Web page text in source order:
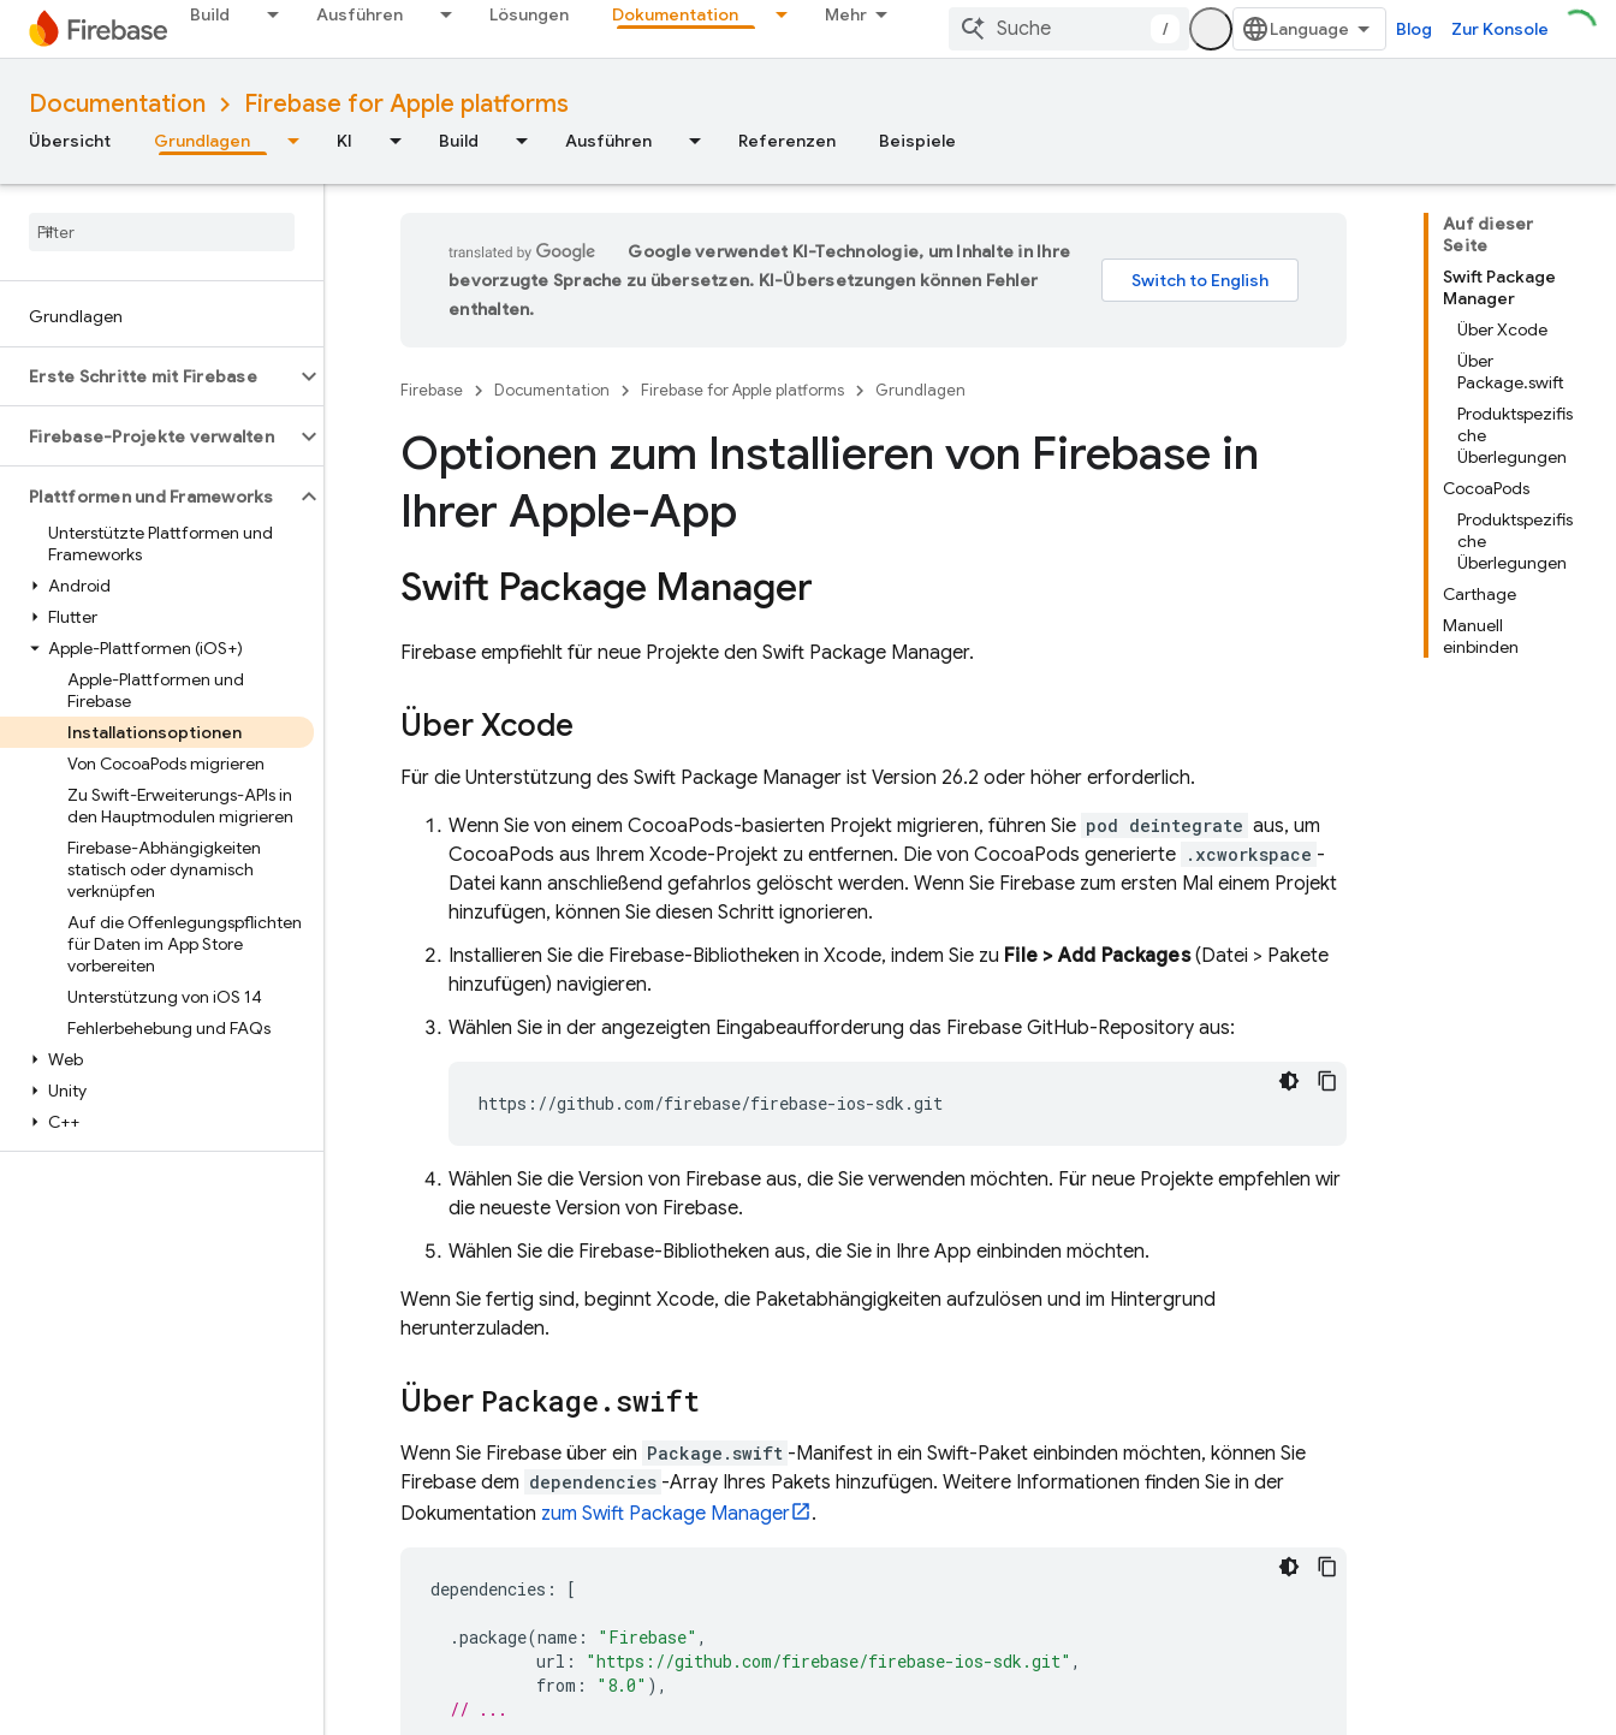
Build Ausführen Lösungen Dokumentation Mehr
/ Blog Zur Konsole
Documentation Firebase for Apple platforms
Übersicht Grundlagen KI Build Ausführen Referenzen Beispiele
Grundlagen
Erste Schritte mit Firebase
Firebase-Projekte verwalten
Plattformen und Frameworks
Unterstützte Plattformen und
Frameworks
Android
Flutter
Apple-Plattformen (iOS+)
Apple-Plattformen und
Firebase
Installationsoptionen
Von CocoaPods migrieren
Zu Swift-Erweiterungs-APIs in
den Hauptmodulen migrieren
Firebase-Abhängigkeiten
statisch oder dynamisch
verknüpfen
Auf die Offenlegungspflichten
für Daten im App Store
vorbereiten
Unterstützung von iOS 14
Fehlerbehebung und FAQs
Web
Unity
C++
Auf dieser
Seite
Swift Package
Manager
Über Xcode
Über
Package.swift
Produktspezifis
che
Überlegungen
CocoaPods
Produktspezifis
che
Überlegungen
Carthage
Manuell
einbinden
Google verwendet KI-Technologie, um Inhalte in Ihre
bevorzugte Sprache zu übersetzen. KI-Übersetzungen können Fehler
enthalten.
Firebase Documentation Firebase for Apple platforms Grundlagen
Optionen zum Installieren von Firebase in
Ihrer Apple-App
Swift Package Manager
Firebase empfiehlt für neue Projekte den Swift Package Manager.
Über Xcode
Für die Unterstützung des Swift Package Manager ist Version 26.2 oder höher erforderlich.
Wenn Sie von einem CocoaPods-basierten Projekt migrieren, führen Sie pod deintegrate aus, um
CocoaPods aus Ihrem Xcode-Projekt zu entfernen. Die von CocoaPods generierte .xcworkspace -
Datei kann anschließend gefahrlos gelöscht werden. Wenn Sie Firebase zum ersten Mal einem Projekt
hinzufügen, können Sie diesen Schritt ignorieren.
Installieren Sie die Firebase-Bibliotheken in Xcode, indem Sie zu File > Add Packages(Datei > Pakete
hinzufügen) navigieren.
Wählen Sie in der angezeigten Eingabeaufforderung das Firebase GitHub-Repository aus:
Wählen Sie die Version von Firebase aus, die Sie verwenden möchten. Für neue Projekte empfehlen wir
die neueste Version von Firebase.
Wählen Sie die Firebase-Bibliotheken aus, die Sie in Ihre App einbinden möchten.
Wenn Sie fertig sind, beginnt Xcode, die Paketabhängigkeiten aufzulösen und im Hintergrund
herunterzuladen.
Über Package.swift
Wenn Sie Firebase über ein Package.swift -Manifest in ein Swift-Paket einbinden möchten, können Sie
Firebase dem dependencies -Array Ihres Pakets hinzufügen. Weitere Informationen finden Sie in der
Dokumentation zum Swift Package Manager .
dependencies : [
.package(name : "Firebase" ,
url : "https://github.com/firebase/firebase-ios-sdk.git" ,
from : "8.0" ),
// ...